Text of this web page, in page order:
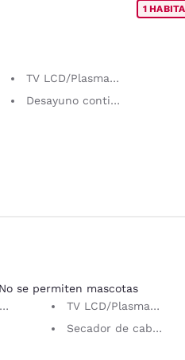
TV LCD/Plasma de 40 pulgadas
Desayuno continental gratuito
1
No se permiten mascotas
TV LCD/Plasma de 40 pulgadas
Secador de cabello